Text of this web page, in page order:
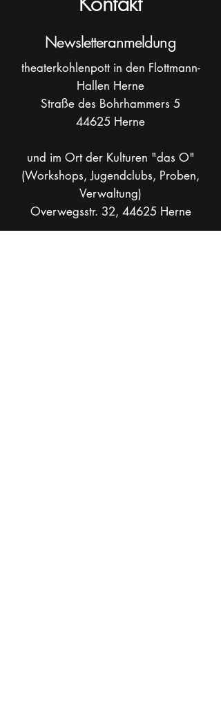
Newsletteranmeldung
theaterkohlenpott in den Flottmann-
Hallen Herne
Straße des Bohrhammers 5
44625 Herne
und im Ort der Kulturen "das O"
(Workshops, Jugendclubs, Proben,
Verwaltung)
Overwegsstr. 32, 44625 Herne